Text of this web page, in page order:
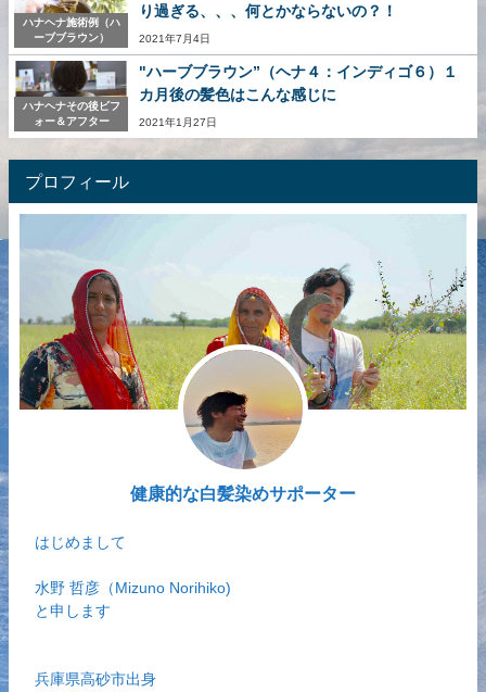
ハナヘナ施術例（ハ
ーブブラウン）
り過ぎる、、、何とかならないの？！
2021年7月4日
ハナヘナその後ビフ
ォー＆アフター
"ハーブブラウン”（ヘナ４：インディゴ６）１
カ月後の髪色はこんな感じに
2021年1月27日
プロフィール
健康的な白髪染めサポーター
はじめまして
水野 哲彦（Mizuno Norihiko)
と申します
兵庫県高砂市出身